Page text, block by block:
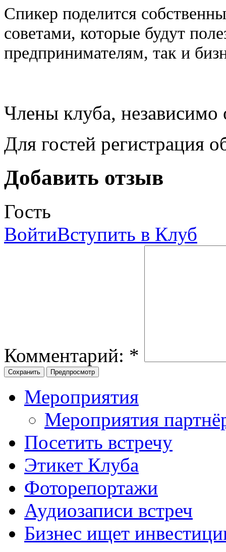
Спикер поделится
советами, которые будут
предпринимателям, так и
Члены клуба, независимо
Для гостей регистрация
Добавить отзыв
Гость
ВойтиВступить в Клуб
Комментарий: *
Мероприятия
Мероприятия
Посетить встречу
Этикет Клуба
Фоторепортажи
Аудиозаписи встреч
Бизнес ищет